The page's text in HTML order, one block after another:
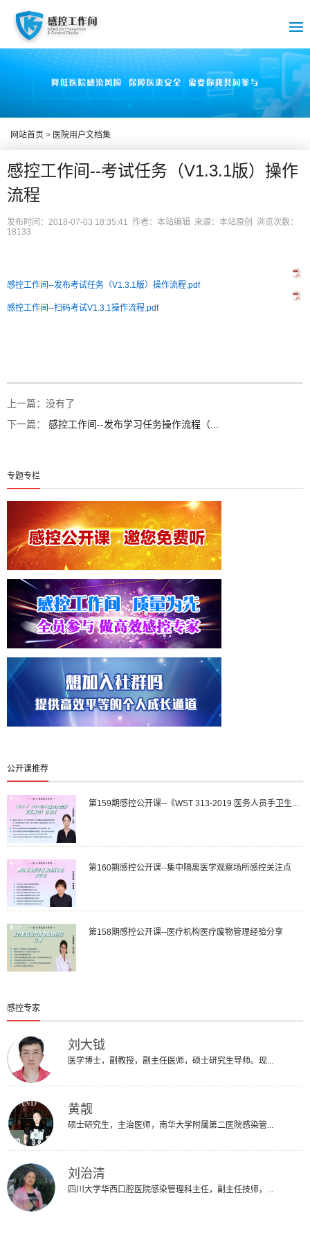
网站首页 > 医院用户文档集
感控工作间--考试任务（V1.3.1版）操作
流程
发布时间：2018-07-03 18:35:41 作者：本站编辑 来源：本站原创 浏览次数：
18133
感控工作间--发布考试任务（V1.3.1版）操作流程.pdf
感控工作间--扫码考试V1.3.1操作流程.pdf
上一篇：没有了
下一篇： 感控工作间--发布学习任务操作流程（...
专题专栏
公开课推荐
第159期感控公开课--《WST 313-2019 医务人员手卫生...
第160期感控公开课--集中隔离医学观察场所感控关注点
第158期感控公开课--医疗机构医疗废物管理经验分享
感控专家
刘大钺
医学博士，副教授，副主任医师，硕士研究生导师。现...
黄靓
硕士研究生，主治医师，南华大学附属第二医院感染管...
刘治清
四川大学华西口腔医院感染管理科主任，副主任技师，...